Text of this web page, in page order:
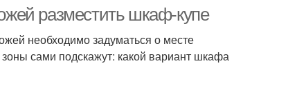
разместить шкаф-купе
необходимо задуматься о месте
сами подскажут: какой вариант шкафа